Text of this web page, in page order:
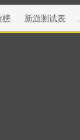
榜 新游测试表